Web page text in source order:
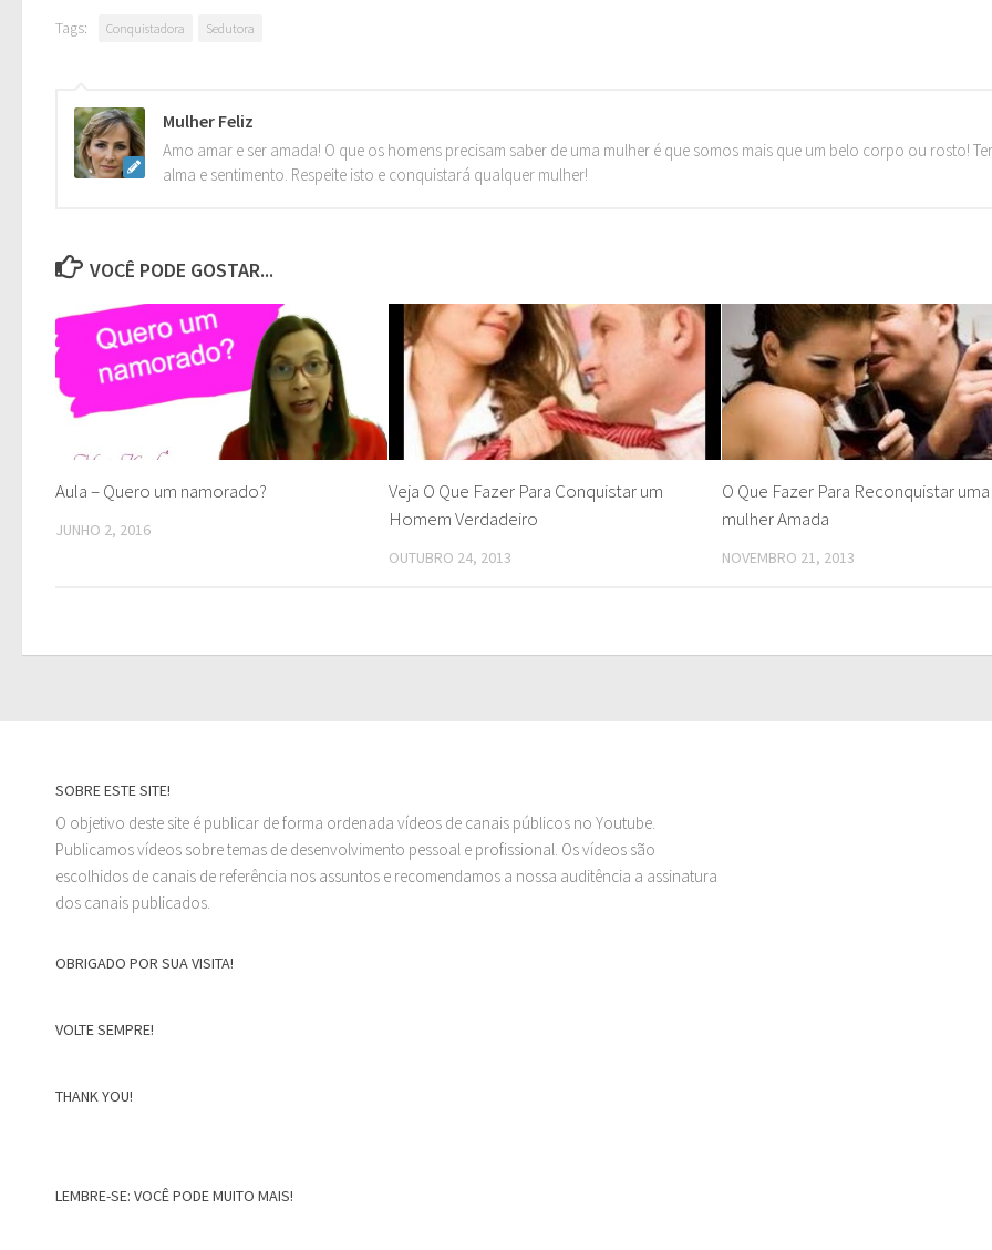
Tags: Conquistadora Sedutora
Mulher Feliz
Amo amar e ser amada! O que os homens precisam saber de uma mulher é que somos mais que um belo corpo ou rosto!
alma e sentimento. Respeite isto e conquistará qualquer mulher!
VOCÊ PODE GOSTAR...
Aula – Quero um namorado?
JUNHO 2, 2016
Veja O Que Fazer Para Conquistar um
Homem Verdadeiro
OUTUBRO 24, 2013
O Que Fazer Para Reconquistar uma
mulher Amada
NOVEMBRO 21, 2013
SOBRE ESTE SITE!
O objetivo deste site é publicar de forma ordenada vídeos de canais públicos no Youtube.
Publicamos vídeos sobre temas de desenvolvimento pessoal e profissional. Os vídeos são
escolhidos de canais de referência nos assuntos e recomendamos a nossa auditência a assinatura
dos canais publicados.
OBRIGADO POR SUA VISITA!
VOLTE SEMPRE!
THANK YOU!
LEMBRE-SE: VOCÊ PODE MUITO MAIS!